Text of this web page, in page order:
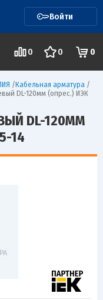
Войти
0 0 0
/Кабельная арматура /
DL-120мм (опрес.) ИЭК
DL-120ММ
14